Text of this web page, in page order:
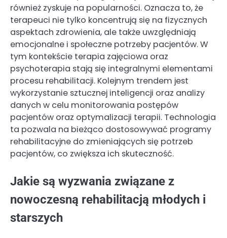
również zyskuje na popularności. Oznacza to, że
terapeuci nie tylko koncentrują się na fizycznych
aspektach zdrowienia, ale także uwzględniają
emocjonalne i społeczne potrzeby pacjentów. W
tym kontekście terapia zajęciowa oraz
psychoterapia stają się integralnymi elementami
procesu rehabilitacji. Kolejnym trendem jest
wykorzystanie sztucznej inteligencji oraz analizy
danych w celu monitorowania postępów
pacjentów oraz optymalizacji terapii. Technologia
ta pozwala na bieżąco dostosowywać programy
rehabilitacyjne do zmieniających się potrzeb
pacjentów, co zwiększa ich skuteczność.
Jakie są wyzwania związane z
nowoczesną rehabilitacją młodych i
starszych